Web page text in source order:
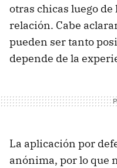
otras chicas luego
relación. Cabe
pueden ser tanto
depende de la
La aplicación por
anónima, por lo que